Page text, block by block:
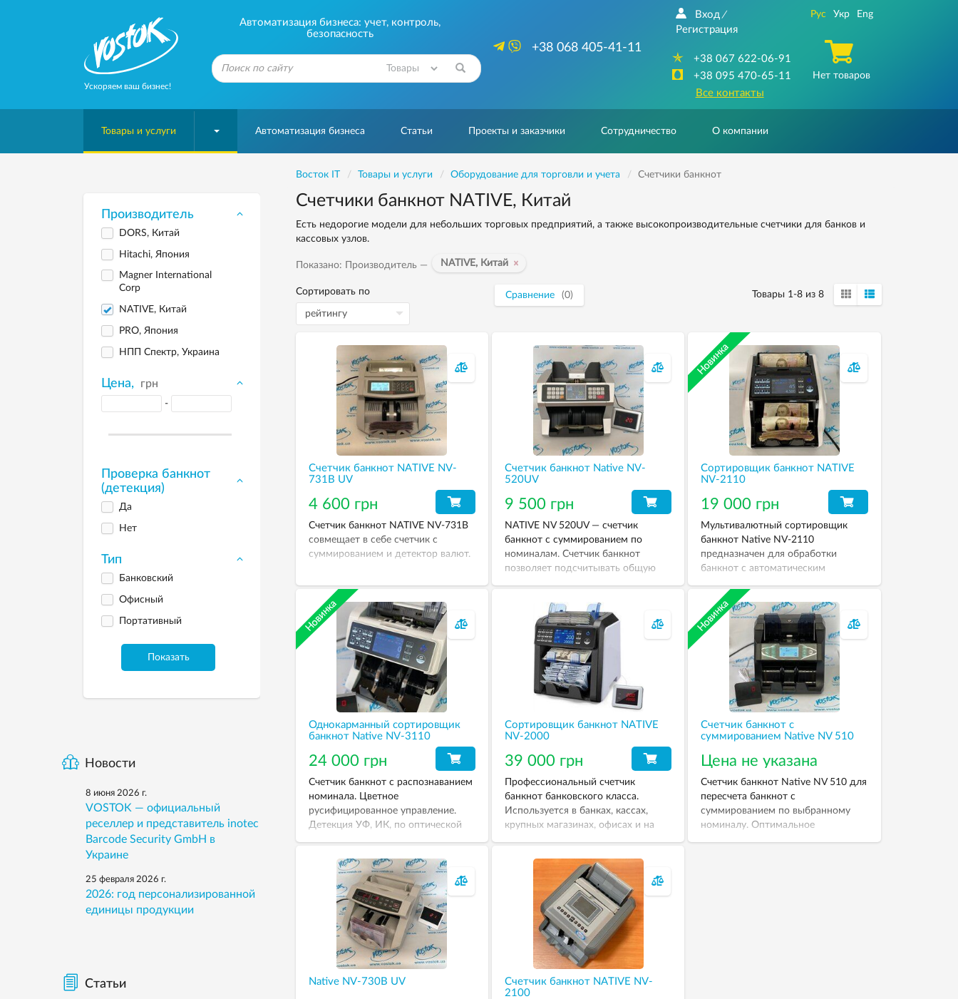
Ускоряем ваш бизнес!
Автоматизация бизнеса: учет, контроль,
безопасность
+38 068 405-41-11
Вход /
Регистрация
+38 067 622-06-91
+38 095 470-65-11
Все контакты
Рус Укр Eng
Нет товаров
Товары и услуги Автоматизация бизнеса Статьи Проекты и заказчики Сотрудничество О компании
Восток IT Товары и услуги Оборудование для торговли и учета Счетчики банкнот
Счетчики банкнот NATIVE, Китай
Есть недорогие модели для небольших торговых предприятий, а также высокопроизводительные счетчики для банков и
кассовых узлов.
Показано: Производитель — NATIVE, Китай
Сортировать по Сравнение (0) Товары 1-8 из 8
Счетчик банкнот NATIVE NV-
731B UV
4 600 грн
Счетчик банкнот NATIVE NV-731B
совмещает в себе счетчик с
суммированием и детектор валют.
Счетчик банкнот Native NV-
520UV
9 500 грн
NATIVE NV 520UV — счетчик
банкнот с суммированием по
номиналам. Счетчик банкнот
позволяет подсчитывать общую
различных стран мира.
Сортировщик банкнот NATIVE
NV-2110
19 000 грн
Мультивалютный сортировщик
банкнот Native NV-2110
предназначен для обработки
банкнот с автоматическим
Однокарманный сортировщик
банкнот Native NV-3110
24 000 грн
Счетчик банкнот с распознаванием
номинала. Цветное
русифицированное управление.
Детекция УФ, ИК, по оптической
Сортировщик банкнот NATIVE
NV-2000
39 000 грн
Профессиональный счетчик
банкнот банковского класса.
Используется в банках, кассах,
крупных магазинах, офисах и на
Счетчик банкнот с
суммированием Native NV 510
Цена не указана
Счетчик банкнот Native NV 510 для
пересчета банкнот с
суммированием по выбранному
номиналу. Оптимальное
Native NV-730B UV
Счетчик банкнот NATIVE NV-
2100
Производитель
DORS, Китай
Hitachi, Япония
Magner International
Corp
NATIVE, Китай
PRO, Япония
НПП Спектр, Украина
Цена, грн
-
Проверка банкнот
(детекция)
Да
Нет
Тип
Банковский
Офисный
Портативный
Показать
Новости
8 июня 2026 г.
VOSTOK — официальный
реселлер и представитель inotec
Barcode Security GmbH в
Украине
25 февраля 2026 г.
2026: год персонализированной
единицы продукции
Статьи